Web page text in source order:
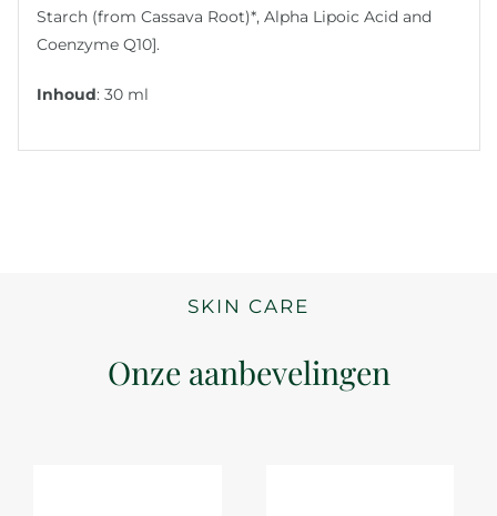
Starch (from Cassava Root)*, Alpha Lipoic Acid and
Coenzyme Q10].
Inhoud: 30 ml
SKIN CARE
Onze aanbevelingen